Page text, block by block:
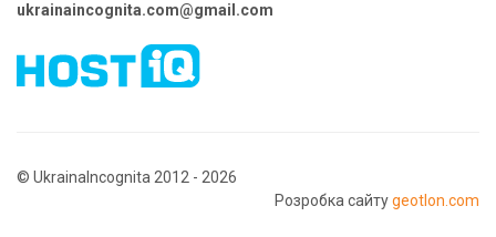
ukrainaincognita.com@gmail.com
© UkrainaIncognita 2012 - 2026
Розробка сайтуgeotlon.com